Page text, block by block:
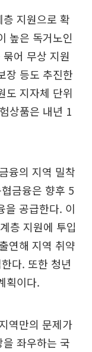
지원으로 확
높은 독거노인
어 무상 지원
장 등도 추진한
도 지자체 단위
상품은 내년 1
융의 지역 밀착
금융은 향후 5
을 공급한다. 이
층 지원에 투입
연해 지역 취약
다. 또한 청년
획이다.
역만의 문제가
좌우하는 국